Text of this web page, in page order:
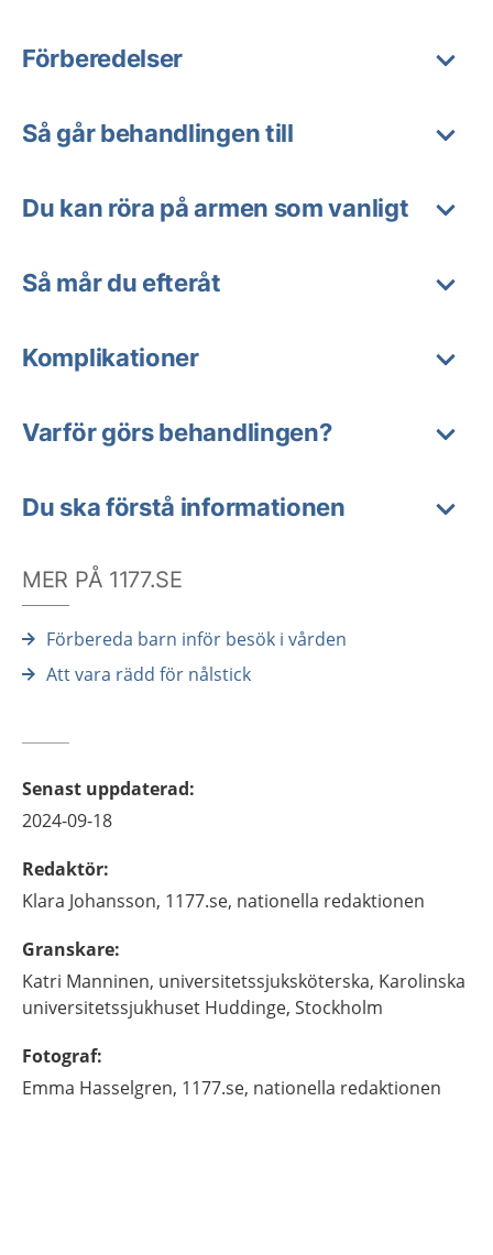
Förberedelser
Så går behandlingen till
Du kan röra på armen som vanligt
Så mår du efteråt
Komplikationer
Varför görs behandlingen?
Du ska förstå informationen
MER PÅ 1177.SE
Förbereda barn inför besök i vården
Att vara rädd för nålstick
Senast uppdaterad:
2024-09-18
Redaktör:
Klara Johansson, 1177.se, nationella redaktionen
Granskare:
Katri Manninen, universitetssjuksköterska, Karolinska
universitetssjukhuset Huddinge, Stockholm
Fotograf:
Emma Hasselgren, 1177.se, nationella redaktionen